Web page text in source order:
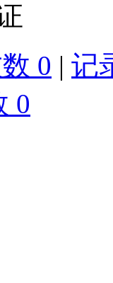
0 | 记
0